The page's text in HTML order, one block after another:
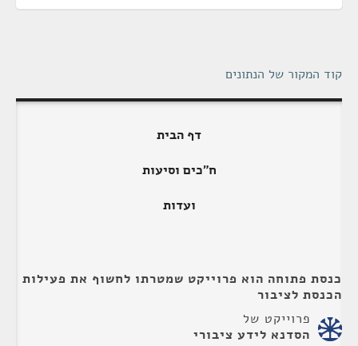
קוד המקור של הנתונים
דף הבית
ח"כים וסיעות
ועדות
כנסת פתוחה הוא פרוייקט שמטרתו לחשוף את פעילות
הכנסת לציבור
פרוייקט של
הסדנא לידע ציבורי